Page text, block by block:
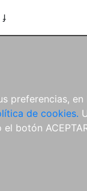
preferencias, en
de cookies.
botón
f